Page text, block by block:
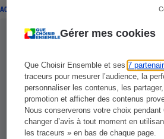
Gérer mes cookies
Que Choisir Ensemble et ses7
traceurs pour mesurer l’audience, la
personnaliser les contenus, les
promotion et afficher des contenus
Nous conserverons votre choix
changer d’avis à tout moment en
les traceurs » en bas de chaque page.
ACTION LOCALE QUE CHOISIR ENSEMBLE